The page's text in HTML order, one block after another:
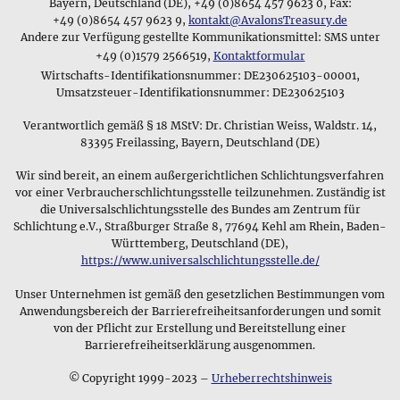
des jeweiligenSchmuckstücksbei uns finden, ihre
Kaufentscheidung unterstützen werden.
Begonnen haben wir unseren Schmuckverkauf mit
Schmuckstücken aus edlen Steinen und Kristallen, die man
kann. Diese Edelsteinanhänger machen immer noch einen
wichtigen Teil unseres Schmucksortiments aus, das wir aber
mittlerweile um diverse historische und moderne
Schmuckstücke aus Materialien wir Zinn, Silber und Gold
aber auch Glas, Messing und Kupfer erweitert haben - unser
Schwerpunkt sind keltische und nordische Motive mit einem
mythologischen oder magischen Bezug. Aber natürlich
kommen auch moderne Schmuckdesigns aus edlen
nicht zu kurz.
Unsere Schmuckauswahl
denen sie hergestellt wurden, eine besondere Bedeutung für
ihren jeweiligen Träger haben und in seiner Gesellschaft
seinen Status signalisieren.
Die symbolische Bedeutung von Schmuck
Wikingerschmuck
Die Wikinger trugen Amulette,
deren Symbole ihre Götter &
Bayern, Deutschland (DE), +49 (0)8654 457 9623 0, Fax:
+49 (0)8654 457 9623 9, kontakt@AvalonsTreasury.de
Andere zur Verfügung gestellte Kommunikationsmittel: SMS unter
+49 (0)1579 2566519, Kontaktformular
Wirtschafts-Identifikationsnummer: DE230625103-00001,
Umsatzsteuer-Identifikationsnummer: DE230625103
Verantwortlich gemäß § 18 MStV: Dr. Christian Weiss, Waldstr. 14,
83395 Freilassing, Bayern, Deutschland (DE)
Wir sind bereit, an einem außergerichtlichen Schlichtungsverfahren
vor einer Verbraucherschlichtungsstelle teilzunehmen. Zuständig ist
die Universalschlichtungsstelle des Bundes am Zentrum für
Schlichtung e.V., Straßburger Straße 8, 77694 Kehl am Rhein, Baden-
Württemberg, Deutschland (DE),
https://www.universalschlichtungsstelle.de/
Unser Unternehmen ist gemäß den gesetzlichen Bestimmungen vom
Anwendungsbereich der Barrierefreiheitsanforderungen und somit
von der Pflicht zur Erstellung und Bereitstellung einer
Barrierefreiheitserklärung ausgenommen.
© Copyright 1999-2023 – Urheberrechtshinweis